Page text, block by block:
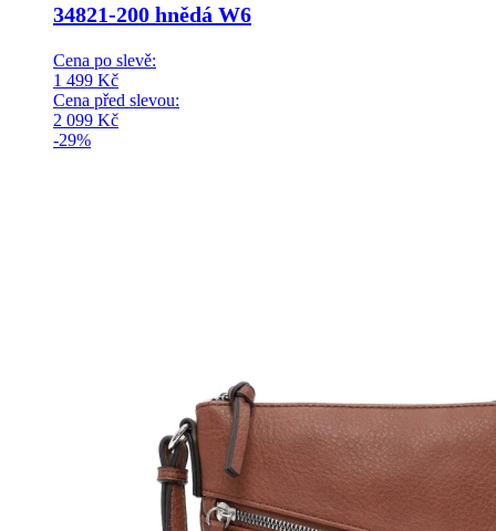
34821-200 hnědá W6
Cena po slevě:
1 499 Kč
Cena před slevou:
2 099 Kč
-29%